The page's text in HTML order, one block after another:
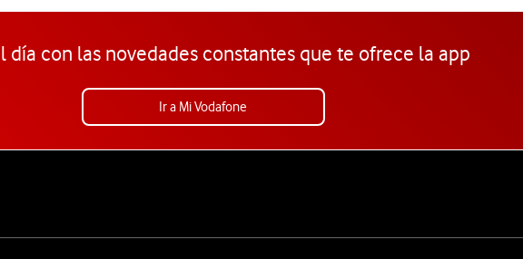
día con las novedades constantes que te ofrece la app
Ir a Mi Vodafone